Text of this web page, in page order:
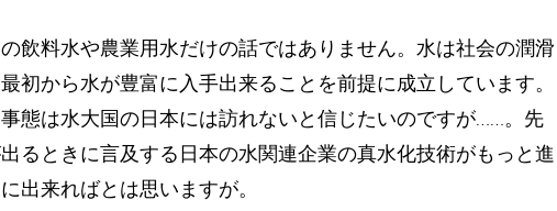
飲料水や農業用水だけの話ではありません。水は社会の潤滑
初から水が豊富に入手出来ることを前提に成立しています。
態は水大国の日本には訪れないと信じたいのですが……。先
るときに言及する日本の水関連企業の真水化技術がもっと進
出来ればとは思いますが。